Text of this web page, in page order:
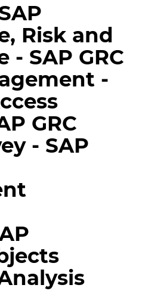
Risk and
- SAP GRC
-
GRC
- SAP